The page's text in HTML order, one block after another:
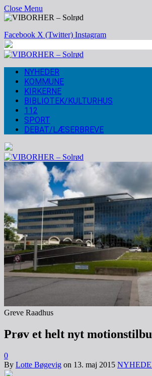
Close Menu
Facebook X (Twitter) Instagram
NYHEDER
KOMMUNE
KIRKERNE
BIBLIOTEK/KULTURHUS
112
SPORT
DEBAT/LÆSERBREVE
Greve Raadhus
Prøv et helt nyt
0
By Lotte Bøgevig on 13. maj 2015